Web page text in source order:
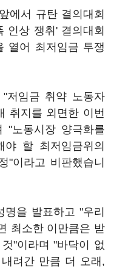
에서 규탄 결의대회
인상 쟁취' 결의대회
열어 최저임금 투쟁
저임금 취약 노동자
취지를 외면한 이번
"노동시장 양극화를
야 할 최저임금위의
"이라고 비판했습니
을 발표하고 "우리
최소한 이만큼은 받
"이라며 "바닥이 없
려간 만큼 더 오래,